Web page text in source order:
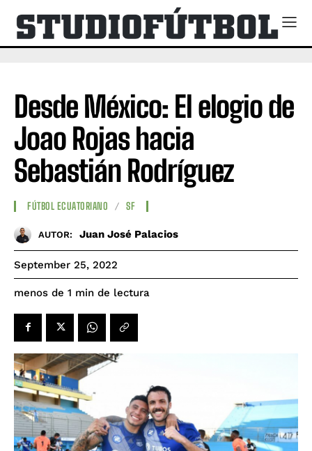
Desde México: El elogio de
Joao Rojas hacia
Sebastián Rodríguez
FÚTBOL ECUATORIANO SF
AUTOR: Juan José Palacios
September 25, 2022
menos de 1 min de lectura